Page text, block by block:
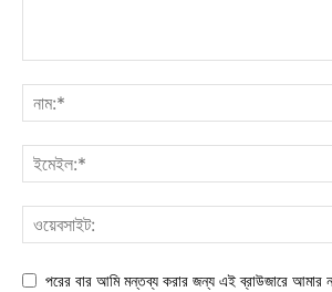
পরের বার আমি মন্তব্য করার জন্য এই ব্রাউজারে আমার